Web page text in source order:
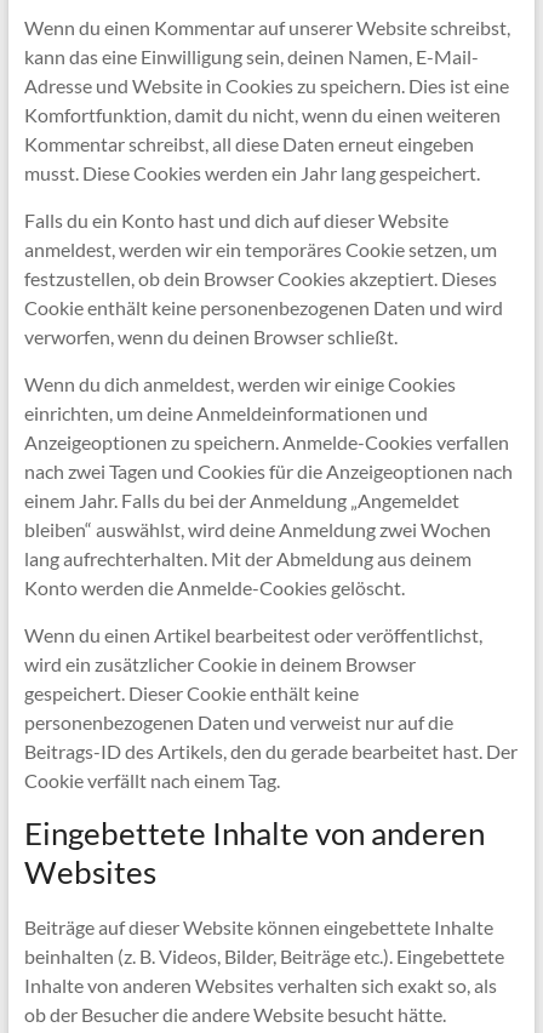
Wenn du einen Kommentar auf unserer Website schreibst,
kann das eine Einwilligung sein, deinen Namen, E-Mail-
Adresse und Website in Cookies zu speichern. Dies ist eine
Komfortfunktion, damit du nicht, wenn du einen weiteren
Kommentar schreibst, all diese Daten erneut eingeben
musst. Diese Cookies werden ein Jahr lang gespeichert.
Falls du ein Konto hast und dich auf dieser Website
anmeldest, werden wir ein temporäres Cookie setzen, um
festzustellen, ob dein Browser Cookies akzeptiert. Dieses
Cookie enthält keine personenbezogenen Daten und wird
verworfen, wenn du deinen Browser schließt.
Wenn du dich anmeldest, werden wir einige Cookies
einrichten, um deine Anmeldeinformationen und
Anzeigeoptionen zu speichern. Anmelde-Cookies verfallen
nach zwei Tagen und Cookies für die Anzeigeoptionen nach
einem Jahr. Falls du bei der Anmeldung „Angemeldet
bleiben“ auswählst, wird deine Anmeldung zwei Wochen
lang aufrechterhalten. Mit der Abmeldung aus deinem
Konto werden die Anmelde-Cookies gelöscht.
Wenn du einen Artikel bearbeitest oder veröffentlichst,
wird ein zusätzlicher Cookie in deinem Browser
gespeichert. Dieser Cookie enthält keine
personenbezogenen Daten und verweist nur auf die
Beitrags-ID des Artikels, den du gerade bearbeitet hast. Der
Cookie verfällt nach einem Tag.
Eingebettete Inhalte von anderen
Websites
Beiträge auf dieser Website können eingebettete Inhalte
beinhalten (z. B. Videos, Bilder, Beiträge etc.). Eingebettete
Inhalte von anderen Websites verhalten sich exakt so, als
ob der Besucher die andere Website besucht hätte.